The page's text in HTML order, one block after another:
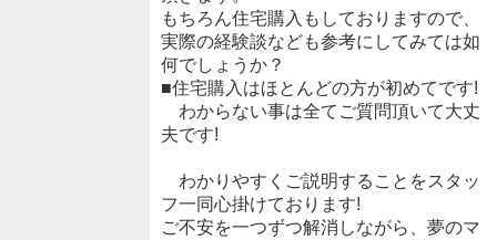
もちろん住宅購入もしておりますので、
実際の経験談なども参考にしてみては如
何でしょうか？
■住宅購入はほとんどの方が初めてです!
わからない事は全てご質問頂いて大丈
夫です!
わかりやすくご説明することをスタッ
フ一同心掛けております!
ご不安を一つずつ解消しながら、夢のマ